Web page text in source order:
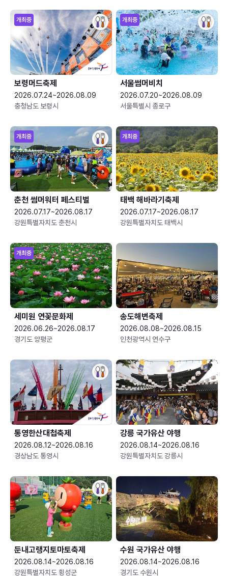
개최중
보령머드축제
2026.07.24~2026.08.09
충청남도 보령시
개최중
서울썸머비치
2026.07.20~2026.08.09
서울특별시 종로구
개최중
춘천 썸머워터 페스티벌
2026.07.17~2026.08.17
강원특별자치도 춘천시
개최중
태백 해바라기축제
2026.07.17~2026.08.17
강원특별자치도 태백시
개최중
세미원 연꽃문화제
2026.06.26~2026.08.17
경기도 양평군
송도해변축제
2026.08.08~2026.08.15
인천광역시 연수구
통영한산대첩축제
2026.08.12~2026.08.16
경상남도 통영시
강릉 국가유산 야행
2026.08.14~2026.08.16
강원특별자치도 강릉시
둔내고랭지토마토축제
2026.08.14~2026.08.16
강원특별자치도 횡성군
수원 국가유산 야행
2026.08.14~2026.08.16
경기도 수원시